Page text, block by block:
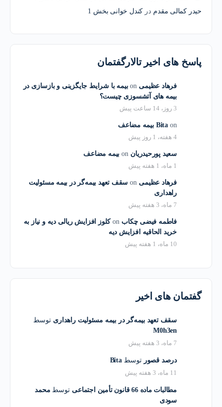
حیدر کمالی مقدم در کندل خوانی بخش 1
پاسخ های اخیر تالارگفتمان
فرهاد عظیمی
بیمه با شرایط جایگزینی و بازسازی در
بیمه های آتشسوزی چیست؟
3 روز، 14 ساعت پیش
Bita on
بیمه مضاعف
4 هفته، 1 روز پیش
سعید پورحیدریان
بیمه مضاعف
1 ماه، 1 هفته پیش
فرهاد عظیمی
سقف تعهد بیمه‌گر در بیمه مسئولیت
راهداری
7 ماه، 3 هفته پیش
فاطمه فیضی چکاب
کلوز افزایش ریالی دیه و نیاز به
خرید الحاقیه افزایش دیه
10 ماه، 1 هفته پیش
گفتمان های اخیر
سقف تعهد بیمه‌گر در بیمه مسئولیت راهداری توسط
M0h3en
7 ماه، 3 هفته پیش
درصد قصور توسطBita
11 ماه، 3 هفته پیش
مطالبات ماده 66 قانون تأمین اجتماعی توسط محمد
سودی